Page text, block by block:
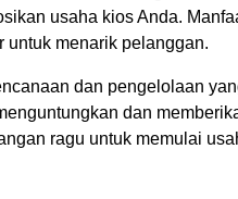
usaha kios Anda.
untuk menarik pelanggan.
dan pengelolaan
dan
ragu untuk memulai